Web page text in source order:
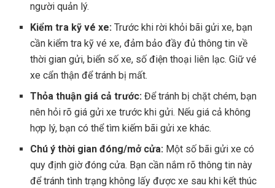
người quản lý.
Kiểm tra kỹ vé xe: Trước khi rời khỏi bãi gửi xe, bạn
cần kiểm tra kỹ vé xe, đảm bảo đầy đủ thông tin về
thời gian gửi, biển số xe, số điện thoại liên lạc. Giữ vé
xe cẩn thận để tránh bị mất.
Thỏa thuận giá cả trước: Để tránh bị chặt chém, bạn
nên hỏi rõ giá gửi xe trước khi gửi. Nếu giá cả không
hợp lý, bạn có thể tìm kiếm bãi gửi xe khác.
Chú ý thời gian đóng/mở cửa: Một số bãi gửi xe có
quy định giờ đóng cửa. Bạn cần nắm rõ thông tin này
để tránh tình trạng không lấy được xe sau khi kết thúc